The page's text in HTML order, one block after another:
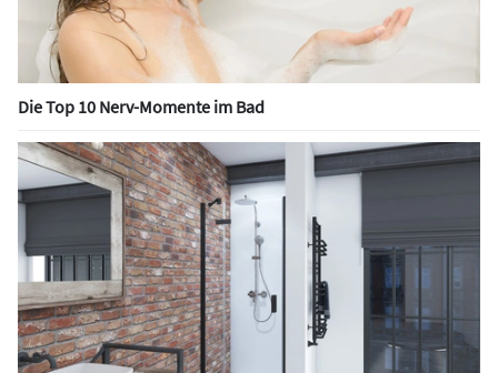
Die Top 10 Nerv-Momente im Bad